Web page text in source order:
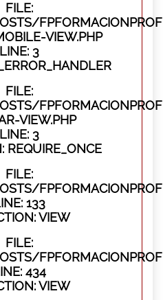
FILE:
VIEW.PHP
LINE: 3
FILE:
VIEW.PHP
LINE: 3
REQUIRE_ONCE
FILE:
133
VIEW
FILE:
434
VIEW